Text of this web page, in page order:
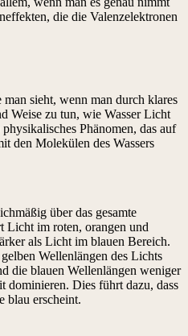
die die Valenzelektronen
man sieht, wenn man durch klares
Weise zu tun, wie Wasser Licht
Phänomen, das auf
den Molekülen des Wassers
über das gesamte
Licht im roten, orangen und
als Licht im blauen Bereich.
Wellenlängen des Lichts
die blauen Wellenlängen weniger
dominieren. Dies führt dazu, dass
blau erscheint.